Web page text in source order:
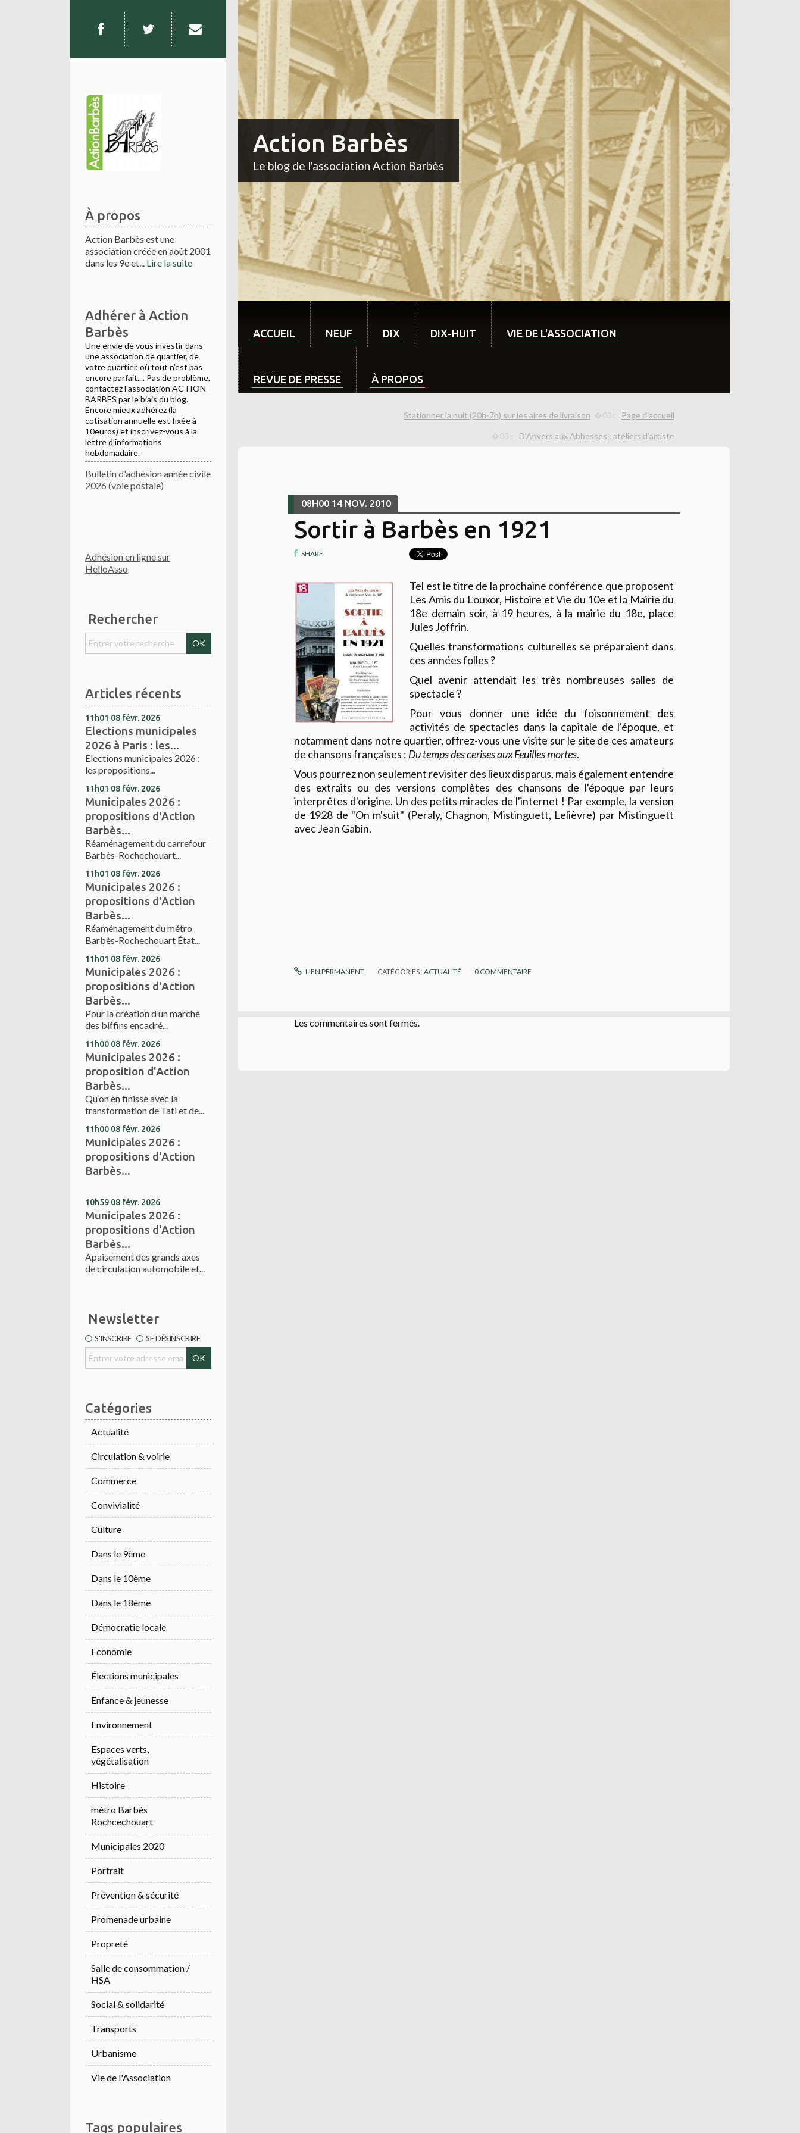
À propos
Action Barbès est une
association créée en août 2001
dans les 9e et... Lire la suite
Adhérer à Action
Barbès
Une envie de vous investir dans
une association de quartier, de
votre quartier, où tout n'est pas
encore parfait.... Pas de problème,
contactez l'association ACTION
BARBES par le biais du blog.
Encore mieux adhérez (la
cotisation annuelle est fixée à
10euros) et inscrivez-vous à la
lettre d'informations
hebdomadaire.
Bulletin d'adhésion année civile
2026 (voie postale)
Adhésion en ligne sur
HelloAsso
Rechercher
Articles récents
11h01 08 févr. 2026
Elections municipales
2026 à Paris : les...
Elections municipales 2026 :
les propositions...
11h01 08 févr. 2026
Municipales 2026 :
propositions d'Action
Barbès...
Réaménagement du carrefour
Barbès-Rochechouart...
11h01 08 févr. 2026
Municipales 2026 :
propositions d'Action
Barbès...
Réaménagement du métro
Barbès-Rochechouart État...
11h01 08 févr. 2026
Municipales 2026 :
propositions d'Action
Barbès...
Pour la création d’un marché
des biffins encadré...
11h00 08 févr. 2026
Municipales 2026 :
proposition d'Action
Barbès...
Qu’on en finisse avec la
transformation de Tati et de...
11h00 08 févr. 2026
Municipales 2026 :
propositions d'Action
Barbès...
10h59 08 févr. 2026
Municipales 2026 :
propositions d'Action
Barbès...
Apaisement des grands axes
de circulation automobile et...
Newsletter
S'INSCRIRE SE DÉSINSCRIRE
Catégories
Actualité
Circulation & voirie
Commerce
Convivialité
Culture
Dans le 9ème
Dans le 10ème
Dans le 18ème
Démocratie locale
Economie
Élections municipales
Enfance & jeunesse
Environnement
Espaces verts,
végétalisation
Histoire
métro Barbès
Rochcechouart
Municipales 2020
Portrait
Prévention & sécurité
Promenade urbaine
Propreté
Salle de consommation /
HSA
Social & solidarité
Transports
Urbanisme
Vie de l'Association
Tags populaires
Action Barbès
Le blog de l'association Action Barbès
ACCUEIL NEUF DIX DIX-HUIT VIE DE L'ASSOCIATION
REVUE DE PRESSE À PROPOS
Stationner la nuit (20h-7h) sur les aires de livraison Page d'accueil
D'Anvers aux Abbesses : ateliers d'artiste
08H00 14 NOV. 2010
Sortir à Barbès en 1921
SHARE
Tel est le titre de la prochaine conférence que proposent
Les Amis du Louxor, Histoire et Vie du 10e et la Mairie du
18e demain soir, à 19 heures, à la mairie du 18e, place
Jules Joffrin.
Quelles transformations culturelles se préparaient dans
ces années folles ?
Quel avenir attendait les très nombreuses salles de
spectacle ?
Pour vous donner une idée du foisonnement des
activités de spectacles dans la capitale de l'époque, et
notamment dans notre quartier, offrez-vous une visite sur le site de ces amateurs
de chansons françaises : Du temps des cerises aux Feuilles mortes.
Vous pourrez non seulement revisiter des lieux disparus, mais également entendre
des extraits ou des versions complètes des chansons de l'époque par leurs
interprêtes d'origine. Un des petits miracles de l'internet ! Par exemple, la version
de 1928 de "On m'suit" (Peraly, Chagnon, Mistinguett, Lelièvre) par Mistinguett
avec Jean Gabin.
LIEN PERMANENT CATÉGORIES :ACTUALITÉ 0 COMMENTAIRE
Les commentaires sont fermés.